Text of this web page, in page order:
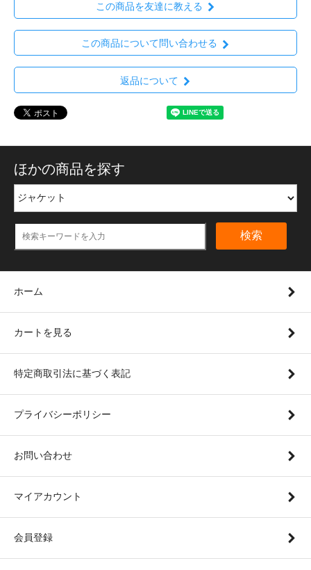
この商品を友達に教える
この商品について問い合わせる
返品について
ほかの商品を探す
検索
ホーム
カートを見る
特定商取引法に基づく表記
プライバシーポリシー
お問い合わせ
マイアカウント
会員登録